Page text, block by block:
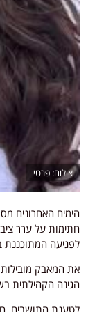
פרטי
חתימות על ערר
לפגיעה המתוכננת
את המאבק מובילות
הגינה הקהילתית